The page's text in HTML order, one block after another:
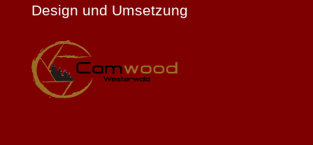
Design und Umsetzung